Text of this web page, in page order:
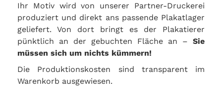
Ihr Motiv wird von unserer Partner-Druckerei
produziert und direkt ans passende Plakatlager
geliefert. Von dort bringt es der Plakatierer
pünktlich an der gebuchten Fläche an – Sie
müssen sich um nichts kümmern!
Die Produktionskosten sind transparent im
Warenkorb ausgewiesen.